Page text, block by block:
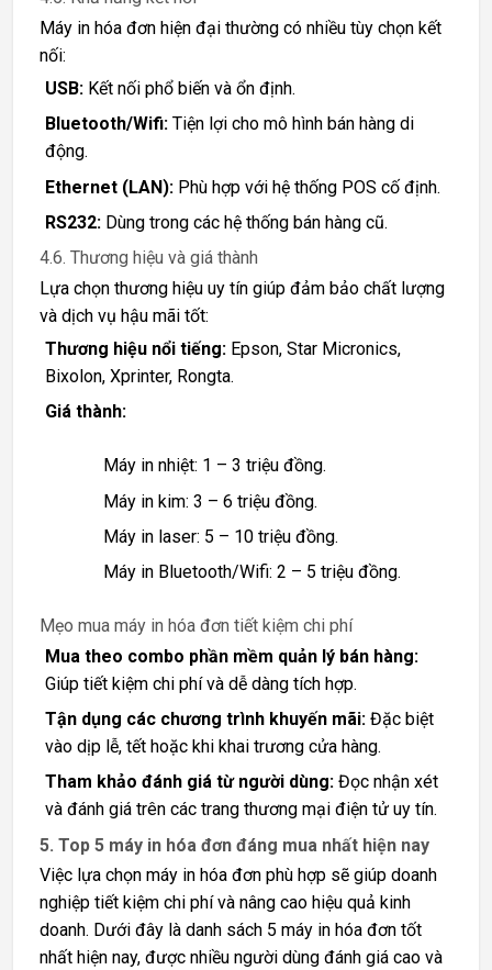
Máy in hóa đơn hiện đại thường có nhiều tùy chọn kết
nối:
USB:Kết nối phổ biến và ổn định.
Bluetooth/Wifi:Tiện lợi cho mô hình bán hàng di
động.
Ethernet (LAN):Phù hợp với hệ thống POS cố định.
RS232:Dùng trong các hệ thống bán hàng cũ.
4.6. Thương hiệu và giá thành
Lựa chọn thương hiệu uy tín giúp đảm bảo chất lượng
và dịch vụ hậu mãi tốt:
Thương hiệu nổi tiếng:Epson, Star Micronics,
Bixolon, Xprinter, Rongta.
Giá thành:
Máy in nhiệt: 1 – 3 triệu đồng.
Máy in kim: 3 – 6 triệu đồng.
Máy in laser: 5 – 10 triệu đồng.
Máy in Bluetooth/Wifi: 2 – 5 triệu đồng.
Mẹo mua máy in hóa đơn tiết kiệm chi phí
Mua theo combo phần mềm quản lý bán hàng:
Giúp tiết kiệm chi phí và dễ dàng tích hợp.
Tận dụng các chương trình khuyến mãi:Đặc biệt
vào dịp lễ, tết hoặc khi khai trương cửa hàng.
Tham khảo đánh giá từ người dùng:Đọc nhận xét
và đánh giá trên các trang thương mại điện tử uy tín.
5. Top 5 máy in hóa đơn đáng mua nhất hiện nay
Việc lựa chọn máy in hóa đơn phù hợp sẽ giúp doanh
nghiệp tiết kiệm chi phí và nâng cao hiệu quả kinh
doanh. Dưới đây là danh sách 5 máy in hóa đơn tốt
nhất hiện nay, được nhiều người dùng đánh giá cao và